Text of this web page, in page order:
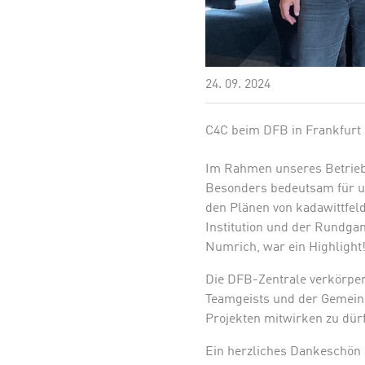
24. 09. 2024
C4C beim DFB in Frankfurt
Im Rahmen unseres
Besonders bedeutsam für
den Plänen von
Institution und der
Numrich, war ein Highlight!
Die DFB-Zentrale
Teamgeists und der
Projekten mitwirken zu
Ein herzliches